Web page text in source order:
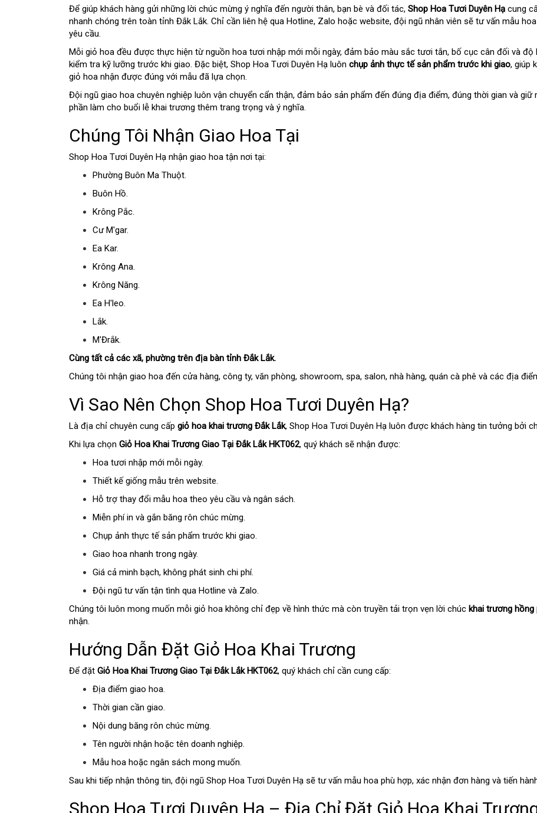
Để giúp khách hàng gửi những lời chúc mừng ý nghĩa đến người thân, bạn bè và đối tác, Shop Hoa Tươi Duyên Hạ cung
nhanh chóng trên toàn tỉnh Đắk Lắk. Chỉ cần liên hệ qua Hotline, Zalo hoặc website, đội ngũ nhân viên sẽ tư vấn mẫu
yêu cầu.
Mỗi giỏ hoa đều được thực hiện từ nguồn hoa tươi nhập mới mỗi ngày, đảm bảo màu sắc tươi tắn, bố cục cân đối và độ
kiểm tra kỹ lưỡng trước khi giao. Đặc biệt, Shop Hoa Tươi Duyên Hạ luôn chụp ảnh thực tế sản phẩm trước khi giao, giúp
giỏ hoa nhận được đúng với mẫu đã lựa chọn.
Đội ngũ giao hoa chuyên nghiệp luôn vận chuyển cẩn thận, đảm bảo sản phẩm đến đúng địa điểm, đúng thời gian và
phần làm cho buổi lễ khai trương thêm trang trọng và ý nghĩa.
Chúng Tôi Nhận Giao Hoa Tại
Shop Hoa Tươi Duyên Hạ nhận giao hoa tận nơi tại:
Phường Buôn Ma Thuột.
Buôn Hồ.
Krông Pắc.
Cư M'gar.
Ea Kar.
Krông Ana.
Krông Năng.
Ea H'leo.
Lắk.
M'Đrắk.
Cùng tất cả các xã, phường trên địa bàn tỉnh Đắk Lắk.
Chúng tôi nhận giao hoa đến cửa hàng, công ty, văn phòng, showroom, spa, salon, nhà hàng, quán cà phê và các địa
Vì Sao Nên Chọn Shop Hoa Tươi Duyên Hạ?
Là địa chỉ chuyên cung cấp giỏ hoa khai trương Đắk Lắk, Shop Hoa Tươi Duyên Hạ luôn được khách hàng tin tưởng bởi
Khi lựa chọn Giỏ Hoa Khai Trương Giao Tại Đắk Lắk HKT062, quý khách sẽ nhận được:
Hoa tươi nhập mới mỗi ngày.
Thiết kế giống mẫu trên website.
Hỗ trợ thay đổi mẫu hoa theo yêu cầu và ngân sách.
Miễn phí in và gắn băng rôn chúc mừng.
Chụp ảnh thực tế sản phẩm trước khi giao.
Giao hoa nhanh trong ngày.
Giá cả minh bạch, không phát sinh chi phí.
Đội ngũ tư vấn tận tình qua Hotline và Zalo.
Chúng tôi luôn mong muốn mỗi giỏ hoa không chỉ đẹp về hình thức mà còn truyền tải trọn vẹn lời chúc khai trương hồng
nhận.
Hướng Dẫn Đặt Giỏ Hoa Khai Trương
Để đặt Giỏ Hoa Khai Trương Giao Tại Đắk Lắk HKT062, quý khách chỉ cần cung cấp:
Địa điểm giao hoa.
Thời gian cần giao.
Nội dung băng rôn chúc mừng.
Tên người nhận hoặc tên doanh nghiệp.
Mẫu hoa hoặc ngân sách mong muốn.
Sau khi tiếp nhận thông tin, đội ngũ Shop Hoa Tươi Duyên Hạ sẽ tư vấn mẫu hoa phù hợp, xác nhận đơn hàng và tiến
Shop Hoa Tươi Duyên Hạ – Địa Chỉ Đặt Giỏ Hoa Khai